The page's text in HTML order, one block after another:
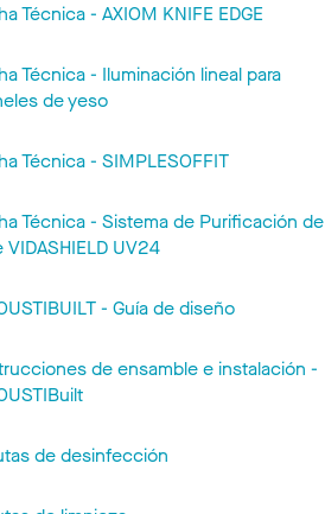
Técnica - AXIOM KNIFE EDGE
Técnica - Iluminación lineal para
de yeso
Técnica - SIMPLESOFFIT
Técnica - Sistema de Purificación de
VIDASHIELD UV24
- Guía de diseño
de ensamble e instalación -
de desinfección